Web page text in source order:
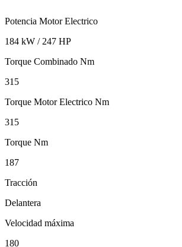
Potencia Motor Electrico
184 kW / 247 HP
Torque Combinado Nm
315
Torque Motor Electrico Nm
315
Torque Nm
187
Tracción
Delantera
Velocidad máxima
180